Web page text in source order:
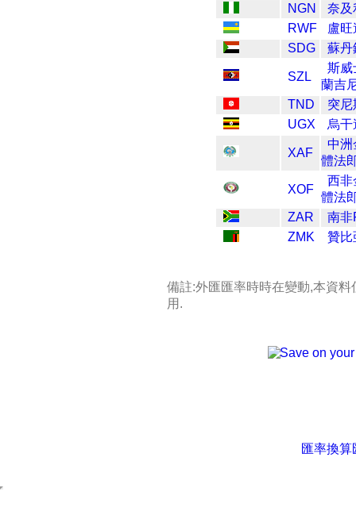
NGN
奈及
RWF
盧
SDG
蘇丹
SZL
斯威
蘭吉
TND
突
UGX
烏干
XAF
中洲
體法
XOF
西非
體法
ZAR
南
ZMK
贊比
備註:外匯匯率時時在變動,本資
用.
匯率換